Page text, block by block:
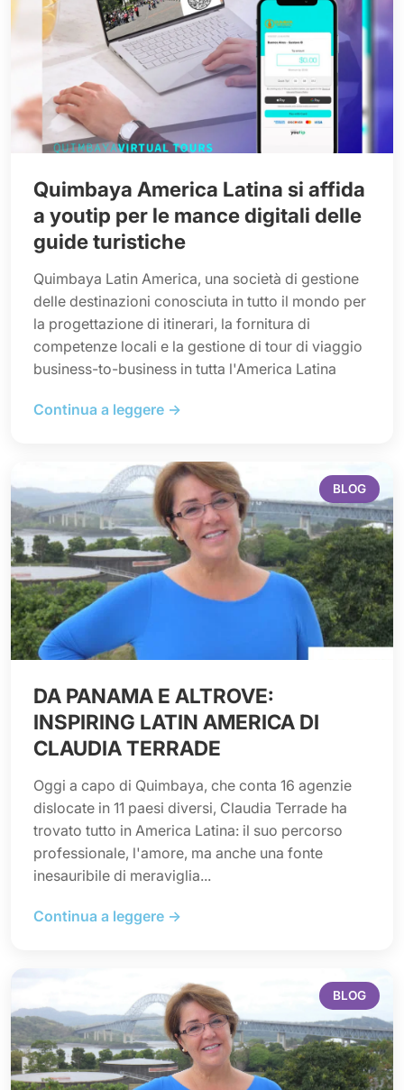
Quimbaya America Latina si affida
a youtip per le mance digitali delle
guide turistiche
Quimbaya Latin America, una società di gestione
delle destinazioni conosciuta in tutto il mondo per
la progettazione di itinerari, la fornitura di
competenze locali e la gestione di tour di viaggio
business-to-business in tutta l'America Latina
Continua a leggere →
BLOG
DA PANAMA E ALTROVE:
INSPIRING LATIN AMERICA DI
CLAUDIA TERRADE
Oggi a capo di Quimbaya, che conta 16 agenzie
dislocate in 11 paesi diversi, Claudia Terrade ha
trovato tutto in America Latina: il suo percorso
professionale, l'amore, ma anche una fonte
inesauribile di meraviglia...
Continua a leggere →
BLOG